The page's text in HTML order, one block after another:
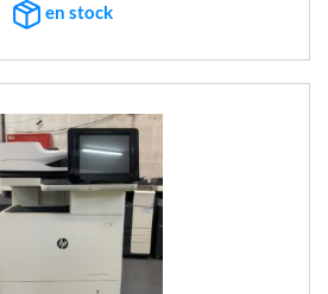
en stock